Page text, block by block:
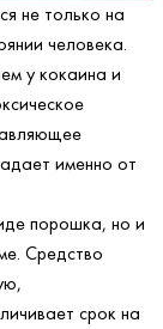
не только на
человека.
у кокаина и
именно от
порошка, но и
Средство
срок на